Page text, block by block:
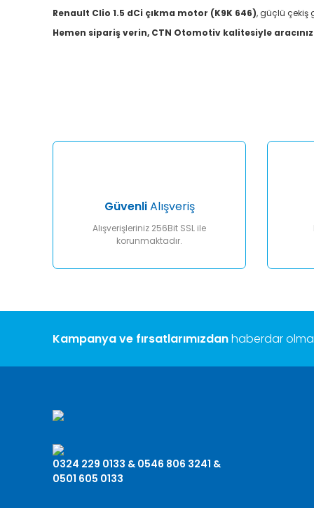
Renault Clio 1.5 dCi çıkma motor (K9K 646), güçlü çekiş
Hemen sipariş verin, CTN Otomotiv kalitesiyle
Ürün bilgilerinde hatalar bulunuyor.
GüvenliAlışveriş
Alışverişleriniz 256Bit SSL ile
korunmaktadır.
Kampanya ve fırsatlarımızdanhaberdar
0324 229 0133 & 0546 806 3241 &
0501 605 0133